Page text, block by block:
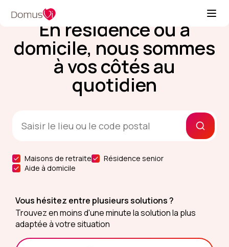
En résidence ou à
domicile, nous sommes
à vos côtés au
quotidien
Maisons de retraite
Résidence senior
Aide à domicile
Vous hésitez entre plusieurs solutions ?
Trouvez en moins d'une minute la solution la plus
adaptée à votre situation